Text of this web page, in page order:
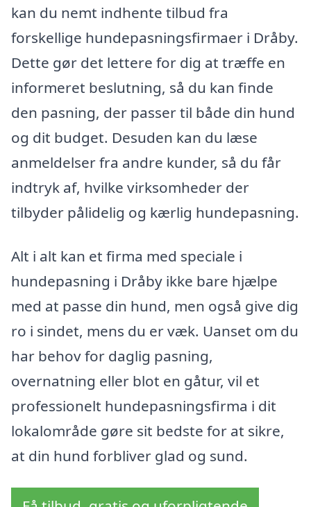
kan du nemt indhente tilbud fra
forskellige hundepasningsfirmaer i Dråby.
Dette gør det lettere for dig at træffe en
informeret beslutning, så du kan finde
den pasning, der passer til både din hund
og dit budget. Desuden kan du læse
anmeldelser fra andre kunder, så du får
indtryk af, hvilke virksomheder der
tilbyder pålidelig og kærlig hundepasning.
Alt i alt kan et firma med speciale i
hundepasning i Dråby ikke bare hjælpe
med at passe din hund, men også give dig
ro i sindet, mens du er væk. Uanset om du
har behov for daglig pasning,
overnatning eller blot en gåtur, vil et
professionelt hundepasningsfirma i dit
lokalområde gøre sit bedste for at sikre,
at din hund forbliver glad og sund.